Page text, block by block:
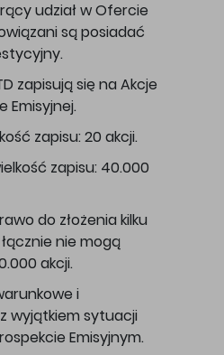
udział w Ofercie
są posiadać
zapisują się na Akcje
Emisyjnej.
zapisu: 20 akcji.
zapisu: 40.000
do złożenia kilku
nie mogą
akcji.
i
wyjątkiem sytuacji
Emisyjnym.